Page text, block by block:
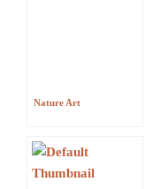
Nature Art